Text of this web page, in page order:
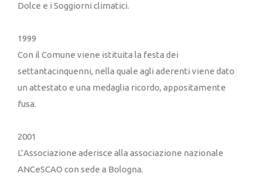
Dolce e i Soggiorni climatici.
1999
Con il Comune viene istituita la festa dei
settantacinquenni, nella quale agli aderenti viene dato
un attestato e una medaglia ricordo, appositamente
fusa.
2001
L’Associazione aderisce alla associazione nazionale
ANCeSCAO con sede a Bologna.